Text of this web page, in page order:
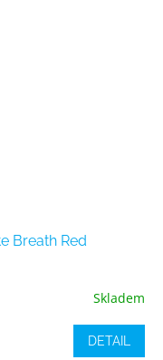
Breath Red
Skladem
DETAIL